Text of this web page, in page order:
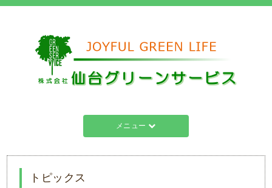
メニュー
トピックス